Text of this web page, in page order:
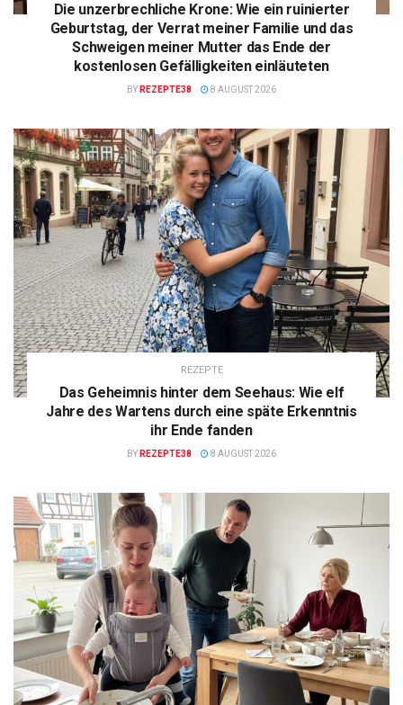
Die unzerbrechliche Krone: Wie ein ruinierter
Geburtstag, der Verrat meiner Familie und das
Schweigen meiner Mutter das Ende der
kostenlosen Gefälligkeiten einläuteten
BY REZEPTE38 8 AUGUST 2026
REZEPTE
Das Geheimnis hinter dem Seehaus: Wie elf
Jahre des Wartens durch eine späte Erkenntnis
ihr Ende fanden
BY REZEPTE38 8 AUGUST 2026